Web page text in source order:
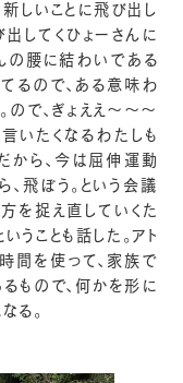
しいことに飛び出し
してくひょーさんに
の腰に結わいである
るので、ある意味わ
で、ぎょええ～～～
いたくなるわたしも
から、今は屈伸運動
飛ぼう。という会議
を捉え直していくた
うことも話した。アト
間を使って、家族で
もので、何かを形に
る。